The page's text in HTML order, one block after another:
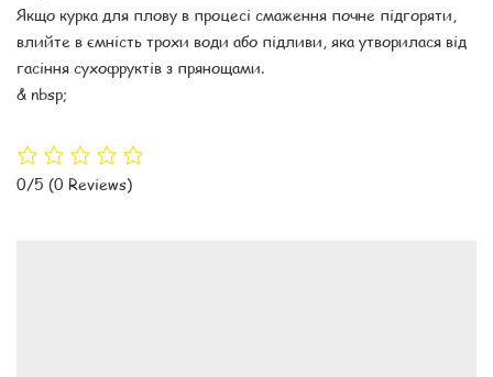
Якщо курка для плову в процесі смаження почне підгоряти,
влийте в ємність трохи води або підливи, яка утворилася від
гасіння сухофруктів з прянощами.
& nbsp;
0/5 (0 Reviews)